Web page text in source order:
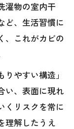
濯物の室内干
ど、生活習慣に
、これがカビの
やすい構造」
い、表面に現れ
くリスクを常に
理解したうえ